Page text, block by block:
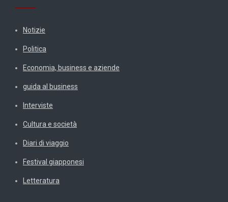
Notizie
Politica
Economia, business e aziende
guida al business
Interviste
Cultura e società
Diari di viaggio
Festival giapponesi
Letteratura